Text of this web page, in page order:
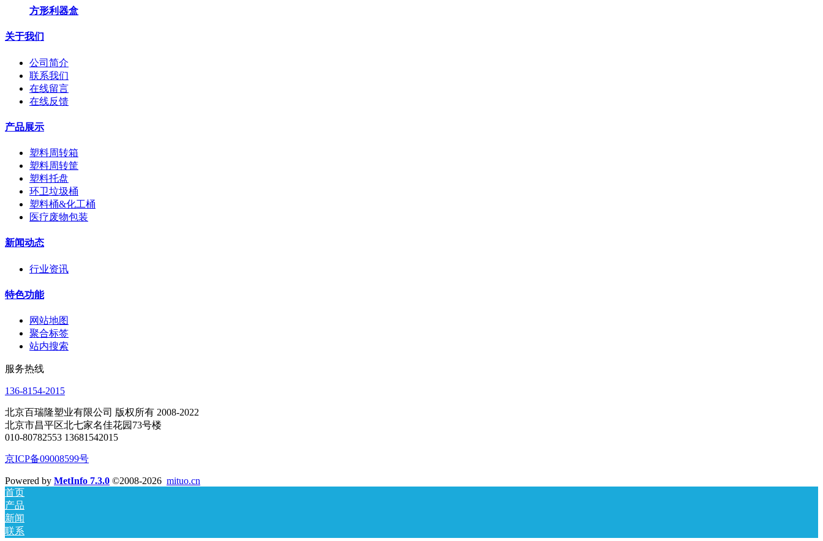
方形利器盒
关于我们
公司简介
联系我们
在线留言
在线反馈
产品展示
塑料周转箱
塑料周转筐
塑料托盘
环卫垃圾桶
塑料桶&化工桶
医疗废物包装
新闻动态
行业资讯
特色功能
网站地图
聚合标签
站内搜索
服务热线
136-8154-2015
北京百瑞隆塑业有限公司 版权所有 2008-2022
北京市昌平区北七家名佳花园73号楼
010-80782553 13681542015
京ICP备09008599号
Powered by MetInfo 7.3.0 ©2008-2026 mituo.cn
首页
产品
新闻
联系